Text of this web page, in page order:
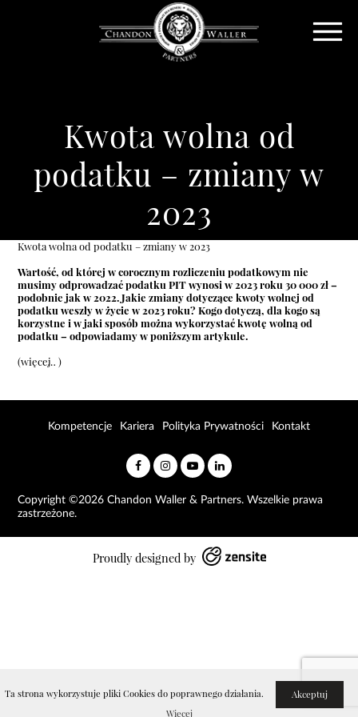
Ta strona wykorzystuje pliki Cookies do poprawnego działania.
Akceptuj
Więcej
Kwota wolna od
podatku – zmiany w
2023
Kwota wolna od podatku – zmiany w 2023
Wartość, od której w corocznym rozliczeniu podatkowym nie
musimy odprowadzać podatku PIT wynosi w 2023 roku 30 000 zł –
podobnie jak w 2022. Jakie zmiany dotyczące kwoty wolnej od
podatku weszły w życie w 2023 roku? Kogo dotyczą, dla kogo są
korzystne i w jaki sposób można wykorzystać kwotę wolną od
podatku – odpowiadamy w poniższym artykule.
(więcej…)
Copyright ©2026 Chandon Waller & Partners. Wszelkie prawa
zastrzeżone.
Kompetencje Kariera Polityka Prywatności Kontakt
Proudly designed by